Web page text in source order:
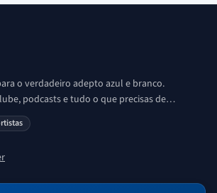
o verdadeiro adepto azul e branco.
podcasts e tudo o que precisas de
Porto. Ser Porto é aqui!